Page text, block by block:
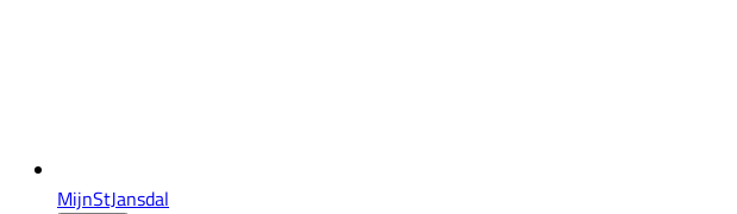
MijnStJansdal